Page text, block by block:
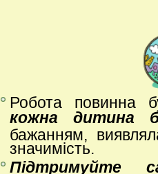
Робота повинна
кожна дитина
бажанням,
значимість.
Підтримуйте